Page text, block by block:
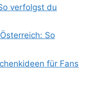
verfolgst du
So
für Fans